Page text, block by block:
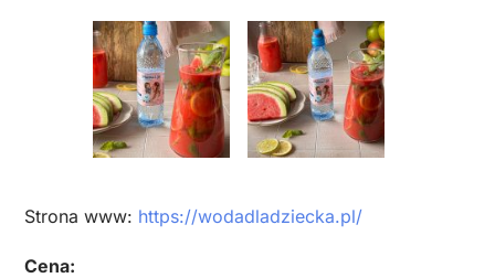
Strona www: https://wodadladziecka.pl/
Cena: